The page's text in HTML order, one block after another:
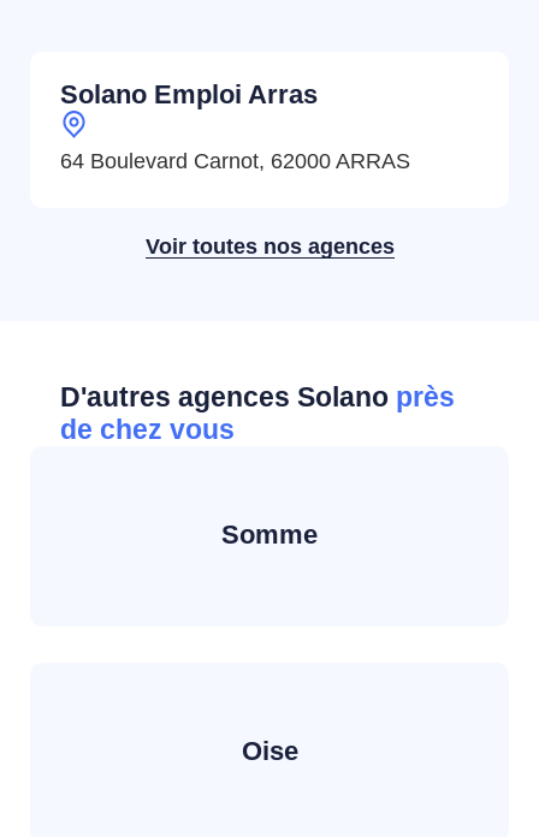
Solano Emploi Arras
64 Boulevard Carnot, 62000 ARRAS
Voir toutes nos agences
D'autres agences Solano près
de chez vous
Somme
Oise